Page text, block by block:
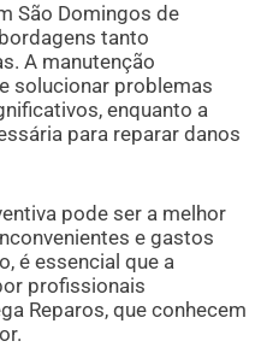
São Domingos de
tanto
A manutenção
solucionar problemas
enquanto a
para reparar danos
pode ser a melhor
e gastos
é essencial que a
profissionais
Reparos, que conhecem